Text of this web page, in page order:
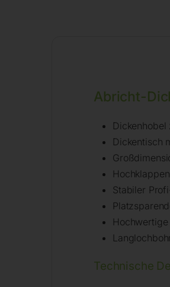
Abricht-
Dickenhobel
Dickentisch
Stabiler
Hochwertige
Technische